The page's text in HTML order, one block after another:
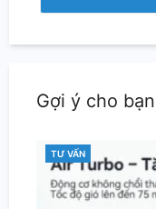
Gợi ý cho bạn
CATEGORIES
TƯ VẤN